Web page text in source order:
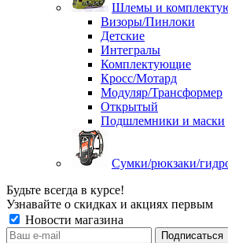
Шлемы и
Визоры/Пинлоки
Детские
Интегралы
Комплектующие
Кросс/Мотард
Модуляр/Трансформер
Открытый
Подшлемники и маски
Сумки/рюкзаки/
Будьте всегда в курсе!
Узнавайте о скидках и акциях первым
Новости магазина